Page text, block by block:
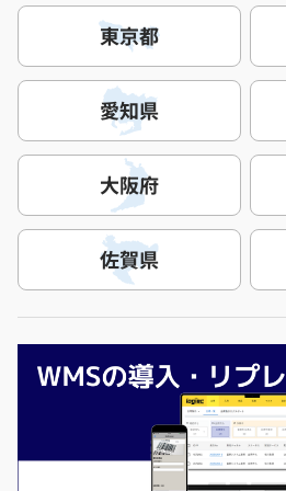
東京都
愛知県
大阪府
佐賀県